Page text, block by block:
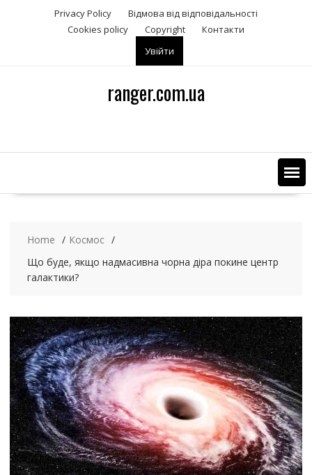
t
Privacy Policy
Відмова від відповідальності
Сookies policy
Copyright
Контакти
Увійти
ranger.com.ua
Home
Космос
Що буде, якщо надмасивна чорна діра покине центр
галактики?